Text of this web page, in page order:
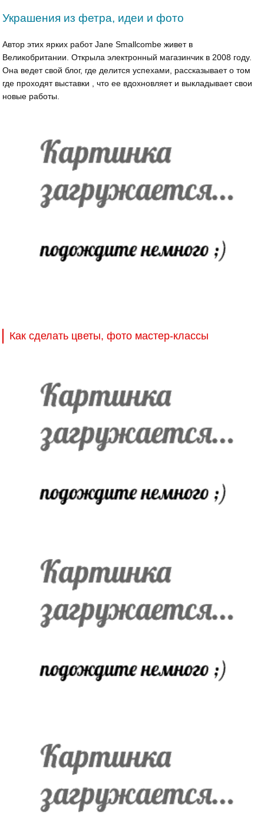
Украшения из фетра, идеи и фото
Автор этих ярких работ Jane Smallcombe живет в
Великобритании. Открыла электронный магазинчик в 2008 году.
Она ведет свой блог, где делится успехами, рассказывает о том
где проходят выставки , что ее вдохновляет и выкладывает свои
новые работы.
Как сделать цветы, фото мастер-классы